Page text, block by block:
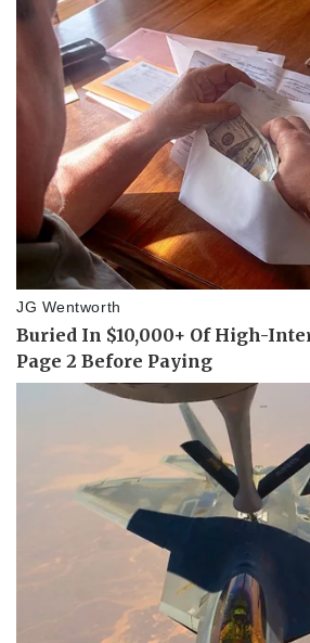
Ô tô -
Ô tô